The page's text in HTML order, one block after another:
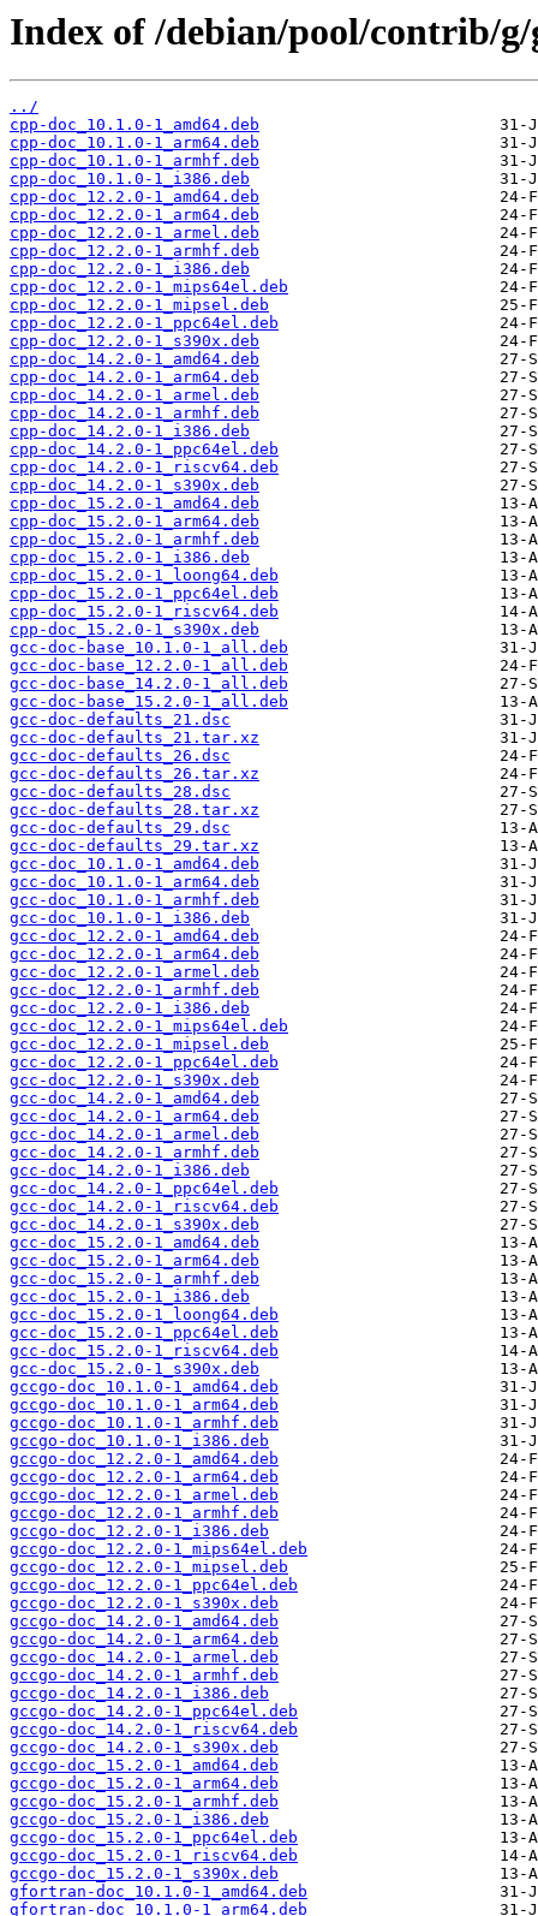
Index of /debian/pool/contrib/
../
cpp-doc_10.1.0-1_amd64.deb
cpp-doc_10.1.0-1_arm64.deb
cpp-doc_10.1.0-1_armhf.deb
cpp-doc_10.1.0-1_i386.deb
cpp-doc_12.2.0-1_amd64.deb
cpp-doc_12.2.0-1_arm64.deb
cpp-doc_12.2.0-1_armel.deb
cpp-doc_12.2.0-1_armhf.deb
cpp-doc_12.2.0-1_i386.deb
cpp-doc_12.2.0-1_mips64el.deb
cpp-doc_12.2.0-1_mipsel.deb
cpp-doc_12.2.0-1_ppc64el.deb
cpp-doc_12.2.0-1_s390x.deb
cpp-doc_14.2.0-1_amd64.deb
cpp-doc_14.2.0-1_arm64.deb
cpp-doc_14.2.0-1_armel.deb
cpp-doc_14.2.0-1_armhf.deb
cpp-doc_14.2.0-1_i386.deb
cpp-doc_14.2.0-1_ppc64el.deb
cpp-doc_14.2.0-1_riscv64.deb
cpp-doc_14.2.0-1_s390x.deb
cpp-doc_15.2.0-1_amd64.deb
cpp-doc_15.2.0-1_arm64.deb
cpp-doc_15.2.0-1_armhf.deb
cpp-doc_15.2.0-1_i386.deb
cpp-doc_15.2.0-1_loong64.deb
cpp-doc_15.2.0-1_ppc64el.deb
cpp-doc_15.2.0-1_riscv64.deb
cpp-doc_15.2.0-1_s390x.deb
gcc-doc-base_10.1.0-1_all.deb
gcc-doc-base_12.2.0-1_all.deb
gcc-doc-base_14.2.0-1_all.deb
gcc-doc-base_15.2.0-1_all.deb
gcc-doc-defaults_21.dsc
gcc-doc-defaults_21.tar.xz
gcc-doc-defaults_26.dsc
gcc-doc-defaults_26.tar.xz
gcc-doc-defaults_28.dsc
gcc-doc-defaults_28.tar.xz
gcc-doc-defaults_29.dsc
gcc-doc-defaults_29.tar.xz
gcc-doc_10.1.0-1_amd64.deb
gcc-doc_10.1.0-1_arm64.deb
gcc-doc_10.1.0-1_armhf.deb
gcc-doc_10.1.0-1_i386.deb
gcc-doc_12.2.0-1_amd64.deb
gcc-doc_12.2.0-1_arm64.deb
gcc-doc_12.2.0-1_armel.deb
gcc-doc_12.2.0-1_armhf.deb
gcc-doc_12.2.0-1_i386.deb
gcc-doc_12.2.0-1_mips64el.deb
gcc-doc_12.2.0-1_mipsel.deb
gcc-doc_12.2.0-1_ppc64el.deb
gcc-doc_12.2.0-1_s390x.deb
gcc-doc_14.2.0-1_amd64.deb
gcc-doc_14.2.0-1_arm64.deb
gcc-doc_14.2.0-1_armel.deb
gcc-doc_14.2.0-1_armhf.deb
gcc-doc_14.2.0-1_i386.deb
gcc-doc_14.2.0-1_ppc64el.deb
gcc-doc_14.2.0-1_riscv64.deb
gcc-doc_14.2.0-1_s390x.deb
gcc-doc_15.2.0-1_amd64.deb
gcc-doc_15.2.0-1_arm64.deb
gcc-doc_15.2.0-1_armhf.deb
gcc-doc_15.2.0-1_i386.deb
gcc-doc_15.2.0-1_loong64.deb
gcc-doc_15.2.0-1_ppc64el.deb
gcc-doc_15.2.0-1_riscv64.deb
gcc-doc_15.2.0-1_s390x.deb
gccgo-doc_10.1.0-1_amd64.deb
gccgo-doc_10.1.0-1_arm64.deb
gccgo-doc_10.1.0-1_armhf.deb
gccgo-doc_10.1.0-1_i386.deb
gccgo-doc_12.2.0-1_amd64.deb
gccgo-doc_12.2.0-1_arm64.deb
gccgo-doc_12.2.0-1_armel.deb
gccgo-doc_12.2.0-1_armhf.deb
gccgo-doc_12.2.0-1_i386.deb
gccgo-doc_12.2.0-1_mips64el.deb
gccgo-doc_12.2.0-1_mipsel.deb
gccgo-doc_12.2.0-1_ppc64el.deb
gccgo-doc_12.2.0-1_s390x.deb
gccgo-doc_14.2.0-1_amd64.deb
gccgo-doc_14.2.0-1_arm64.deb
gccgo-doc_14.2.0-1_armel.deb
gccgo-doc_14.2.0-1_armhf.deb
gccgo-doc_14.2.0-1_i386.deb
gccgo-doc_14.2.0-1_ppc64el.deb
gccgo-doc_14.2.0-1_riscv64.deb
gccgo-doc_14.2.0-1_s390x.deb
gccgo-doc_15.2.0-1_amd64.deb
gccgo-doc_15.2.0-1_arm64.deb
gccgo-doc_15.2.0-1_armhf.deb
gccgo-doc_15.2.0-1_i386.deb
gccgo-doc_15.2.0-1_ppc64el.deb
gccgo-doc_15.2.0-1_riscv64.deb
gccgo-doc_15.2.0-1_s390x.deb
gfortran-doc_10.1.0-1_amd64.deb
gfortran-doc_10.1.0-1_arm64.deb